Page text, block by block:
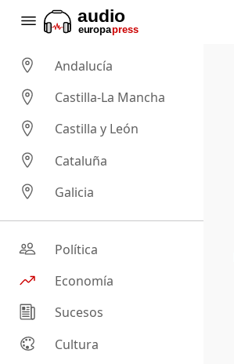
Andalucía
Castilla-La Mancha
Castilla y León
Cataluña
Galicia
Política
Economía
Sucesos
Cultura